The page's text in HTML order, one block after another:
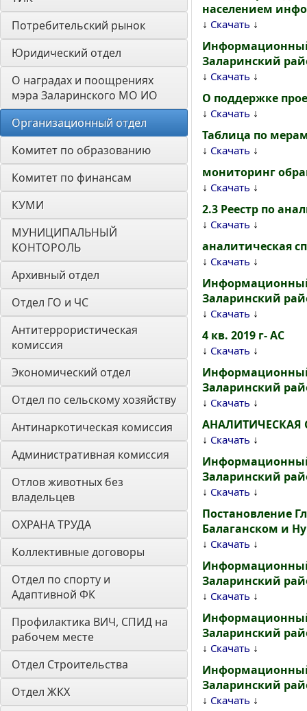
Потребительский рынок
Юридический отдел
О наградах и поощрениях
мэра Заларинского МО ИО
Организационный отдел
Комитет по образованию
Комитет по финансам
КУМИ
МУНИЦИПАЛЬНЫЙ
КОНТОРОЛЬ
Архивный отдел
Отдел ГО и ЧС
Антитеррористическая
комиссия
Экономический отдел
Отдел по сельскому хозяйству
Антинаркотическая комиссия
Административная комиссия
Отлов животных без
владельцев
ОХРАНА ТРУДА
Коллективные договоры
Отдел по спорту и
Адаптивной ФК
Профилактика ВИЧ, СПИД на
рабочем месте
Отдел Строительства
Отдел ЖКХ
населением
↓ Скачать ↓
Информационный
Заларинский
↓ Скачать ↓
О поддержке
↓ Скачать ↓
Таблица по
↓ Скачать ↓
мониторинг
↓ Скачать ↓
2.3 Реестр по
↓ Скачать ↓
аналитическая
↓ Скачать ↓
Информационный
Заларинский
↓ Скачать ↓
4 кв. 2019 г- АС
↓ Скачать ↓
Информационный
Заларинский
↓ Скачать ↓
АНАЛИТИЧЕСКАЯ
↓ Скачать ↓
Информационный
Заларинский
↓ Скачать ↓
Постановление
Балаганском и
↓ Скачать ↓
Информационный
Заларинский
↓ Скачать ↓
Информационный
Заларинский
↓ Скачать ↓
Информационный
Заларинский
↓ Скачать ↓